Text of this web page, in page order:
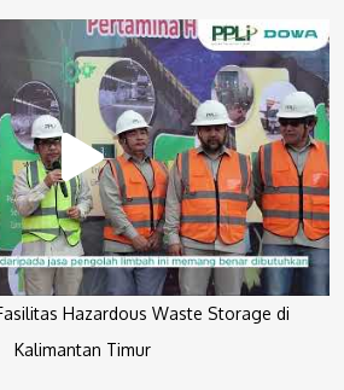
Hazardous Waste Storage di
Kalimantan Timur